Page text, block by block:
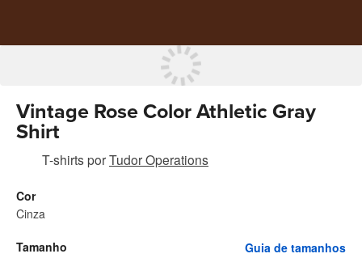
Vintage Rose Color Athletic Gray
Shirt
T-shirtsporTudor Operations
Cor
Cinza
Tamanho
Guia de tamanhos